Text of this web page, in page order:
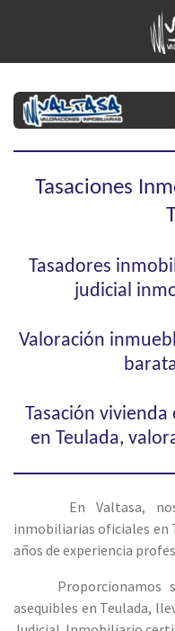
contenido
Tasaciones
Tasadores
judicial
Valoración
Tasación vivienda
en Teulada,
En Valtasa, nos
inmobiliarias oficiales en
años de experiencia
Proporcionamos
asequibles en Teulada,